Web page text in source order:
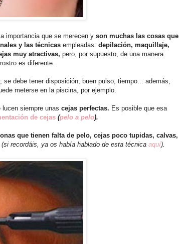
importancia que se merecen y son muchas las cosas que
y las técnicas empleadas: depilación, maquillaje,
muy atractivas, pero, por supuesto, de una manera
es diferente.
debe tener disposición, buen pulso, tiempo... además,
meterse en la piscina, por ejemplo.
siempre unas cejas perfectas. Es posible que esa
de cejas (pelo a pelo).
que tienen falta de pelo, cejas poco tupidas, calvas,
(si recordáis, ya os había hablado de esta técnica aquí).